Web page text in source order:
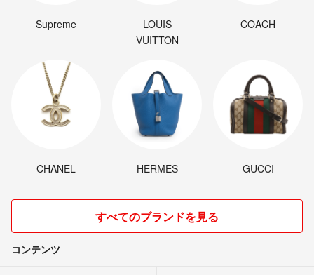
Supreme
LOUIS
VUITTON
COACH
CHANEL HERMES GUCCI
すべてのブランドを見る
コンテンツ